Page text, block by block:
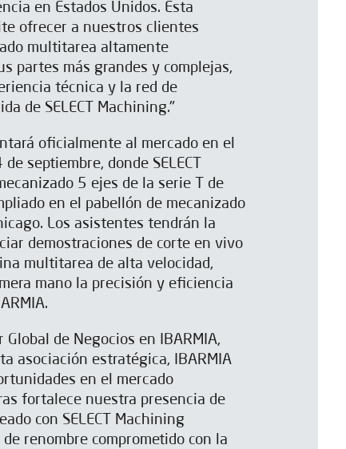
en Estados Unidos. Esta
ofrecer a nuestros clientes
multitarea altamente
partes más grandes y complejas,
técnica y la red de
de SELECT Machining."
oficialmente al mercado en el
septiembre, donde SELECT
5 ejes de la serie T de
en el pabellón de mecanizado
Los asistentes tendrán la
demostraciones de corte en vivo
multitarea de alta velocidad,
mano la precisión y eficiencia
Global de Negocios en IBARMIA,
asociación estratégica, IBARMIA
en el mercado
fortalece nuestra presencia de
con SELECT Machining
de renombre comprometido con la